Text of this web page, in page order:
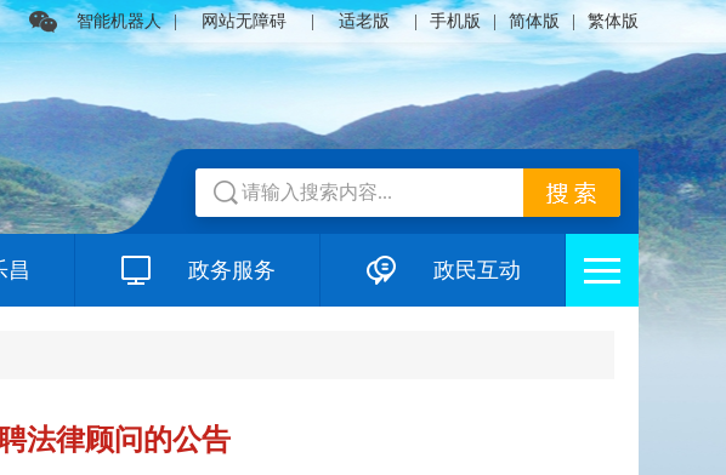
智能机器人 | 网站无障碍 适老版 手机版 简体版 繁体版
昌 政务服务 政民互动
法律顾问的公告